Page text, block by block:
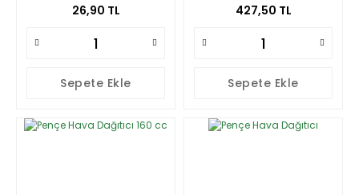
26,90 TL
Sepete Ekle
427,50 TL
Sepete Ekle